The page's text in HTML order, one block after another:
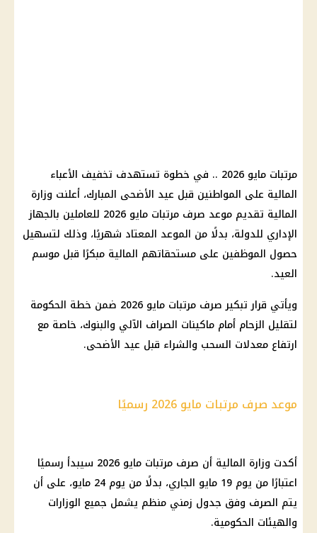
مرتبات مايو 2026 .. في خطوة تستهدف تخفيف الأعباء
المالية على المواطنين قبل عيد الأضحى المبارك، أعلنت وزارة
المالية تقديم موعد صرف مرتبات مايو 2026 للعاملين بالجهاز
الإداري للدولة، بدلًا من الموعد المعتاد شهريًا، وذلك لتسهيل
حصول الموظفين على مستحقاتهم المالية مبكرًا قبل موسم
العيد.
ويأتي قرار تبكير صرف مرتبات مايو 2026 ضمن خطة الحكومة
لتقليل الزحام أمام ماكينات الصراف الآلي والبنوك، خاصة مع
ارتفاع معدلات السحب والشراء قبل عيد الأضحى.
موعد صرف مرتبات مايو 2026 رسميًا
أكدت وزارة المالية أن صرف مرتبات مايو 2026 سيبدأ رسميًا
اعتبارًا من يوم 19 مايو الجاري، بدلًا من يوم 24 مايو، على أن
يتم الصرف وفق جدول زمني منظم يشمل جميع الوزارات
والهيئات الحكومية.